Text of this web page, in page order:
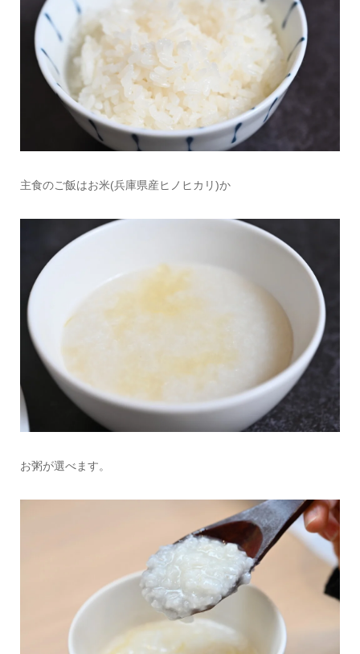
主食のご飯はお米(兵庫県産ヒノヒカリ)か
お粥が選べます。